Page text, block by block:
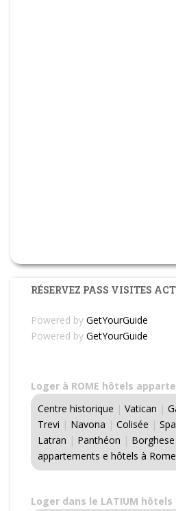
RÉSERVEZ PASS VISITES
Powered by GetYourGuide
Powered by GetYourGuide
Loger à ROME hôtels
Centre historique | Vatican |
Trevi | Navona | Colisée |
Latran | Panthéon | Borghese
appartements e hôtels à Rome
Loger dans le LATIUM